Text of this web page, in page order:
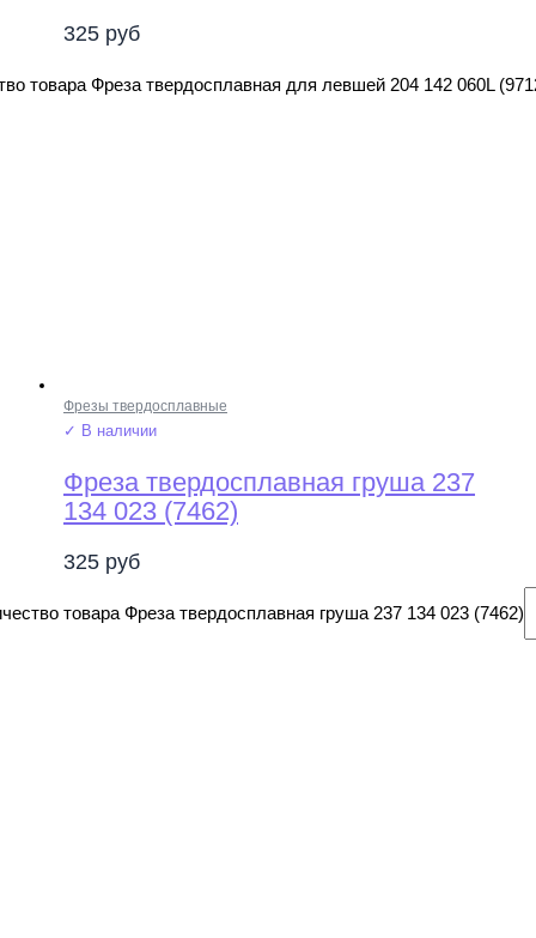
325 руб
товара Фреза твердосплавная для левшей 204 142 060L
Фрезы твердосплавные
✓ В наличии
Фреза твердосплавная груша 237
134 023 (7462)
325 руб
товара Фреза твердосплавная груша 237 134 023 (7462)